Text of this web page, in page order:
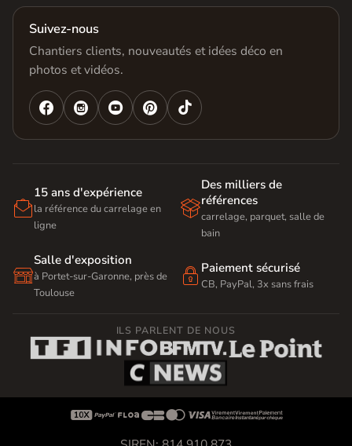
Suivez-nous
Chantiers clients, nouveautés et idées déco en
photos et vidéos.
   

15 ans d'expérience
la référence du carrelage en
ligne

Des milliers de
références
carrelage, parquet, salle de
bain

Salle d'exposition
à Portet-sur-Garonne, près de
Toulouse
 Paiement sécurisé
CB, PayPal, 3x sans frais
ILS PARLENT DE NOUS
